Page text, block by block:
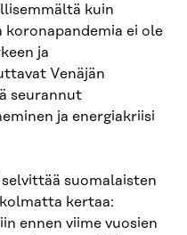
kuin
koronapandemia ei ole
ja
Venäjän
seurannut
ja energiakriisi
suomalaisten
kertaa:
ennen viime vuosien